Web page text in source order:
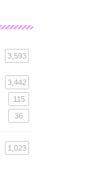
3,593
3,442
115
36
1,023